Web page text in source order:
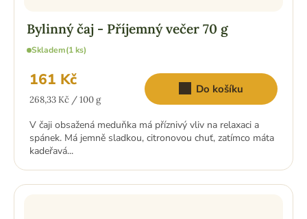
Bylinný čaj - Příjemný večer 70 g
Skladem(1 ks)
161 Kč
Měrná
268,33 Kč / 100 g
Do košíku
V čaji obsažená meduňka má příznivý vliv na relaxaci a
spánek. Má jemně sladkou, citronovou chuť, zatímco máta
kadeřavá...